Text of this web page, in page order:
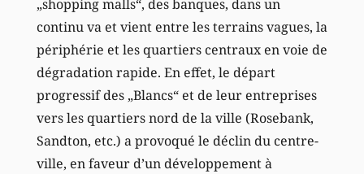
„shopping malls“, des banques, dans un
continu va et vient entre les terrains vagues, la
périphérie et les quartiers centraux en voie de
dégradation rapide. En effet, le départ
progressif des „Blancs“ et de leur entreprises
vers les quartiers nord de la ville (Rosebank,
Sandton, etc.) a provoqué le déclin du centre-
ville, en faveur d’un développement à